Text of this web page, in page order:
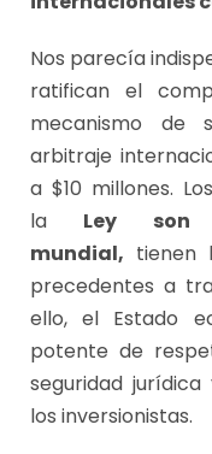
Nos parecía
ratifican el
mecanismo de
arbitraje
a $10 millones.
la Ley son
mundial, tienen
precedentes a
ello, el Estado
potente de
seguridad
los inversionistas.